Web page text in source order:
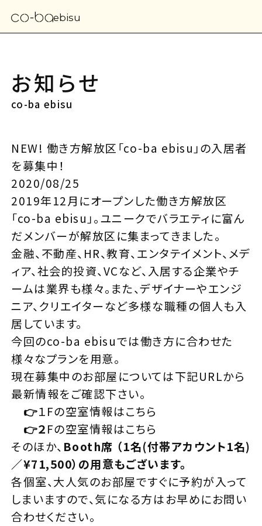
ebisu
お知らせ
co-ba ebisu
NEW! 働き方解放区「co-ba ebisu」の入居者
を募集中！
2020/08/25
2019年12月にオープンした働き方解放区
「co-ba ebisu」。ユニークでバラエティに富ん
だメンバーが解放区に集まってきました。
金融、不動産、HR、教育、エンタテイメント、メデ
ィア、社会的投資、VCなど、入居する企業やチ
ームは業界も様々。また、デザイナーやエンジ
ニア、クリエイターなど多様な職種の個人も入
居しています。
今回のco-ba ebisuでは働き方に合わせた
様々なプランを用意。
現在募集中のお部屋については下記URLから
最新情報をご確認下さい。
👉１Fの空室情報はこちら
👉２Fの空室情報はこちら
そのほか、 Booth席 （1名(付帯アカウント1名)
／¥71,500）の用意もございます。
各個室、大人気のお部屋ですぐに予約が入って
しまいますので、気になる方はお早めにお問い
合わせください。